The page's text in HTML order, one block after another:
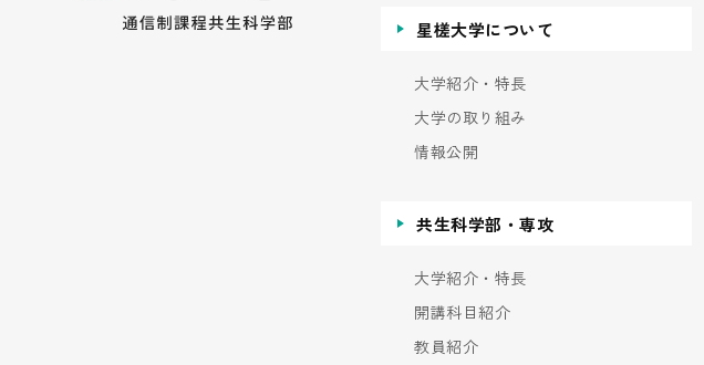
星槎大学について
大学紹介・特長
大学の取り組み
情報公開
共生科学部・専攻
大学紹介・特長
開講科目紹介
教員紹介